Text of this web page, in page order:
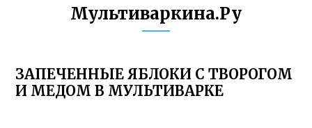
Мультиваркина.Ру
ЗАПЕЧЕННЫЕ ЯБЛОКИ С ТВОРОГОМ
И МЕДОМ В МУЛЬТИВАРКЕ